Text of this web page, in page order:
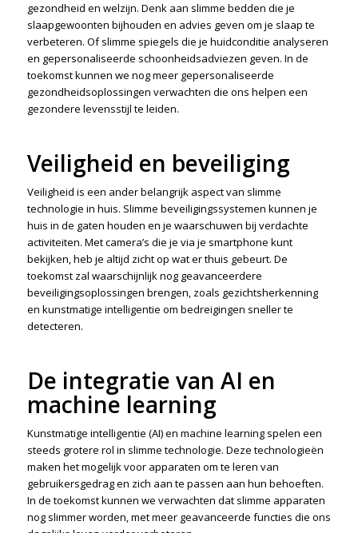
gezondheid en welzijn. Denk aan slimme bedden die je
slaapgewoonten bijhouden en advies geven om je slaap te
verbeteren. Of slimme spiegels die je huidconditie analyseren
en gepersonaliseerde schoonheidsadviezen geven. In de
toekomst kunnen we nog meer gepersonaliseerde
gezondheidsoplossingen verwachten die ons helpen een
gezondere levensstijl te leiden.
Veiligheid en beveiliging
Veiligheid is een ander belangrijk aspect van slimme
technologie in huis. Slimme beveiligingssystemen kunnen je
huis in de gaten houden en je waarschuwen bij verdachte
activiteiten. Met camera’s die je via je smartphone kunt
bekijken, heb je altijd zicht op wat er thuis gebeurt. De
toekomst zal waarschijnlijk nog geavanceerdere
beveiligingsoplossingen brengen, zoals gezichtsherkenning
en kunstmatige intelligentie om bedreigingen sneller te
detecteren.
De integratie van AI en
machine learning
Kunstmatige intelligentie (AI) en machine learning spelen een
steeds grotere rol in slimme technologie. Deze technologieën
maken het mogelijk voor apparaten om te leren van
gebruikersgedrag en zich aan te passen aan hun behoeften.
In de toekomst kunnen we verwachten dat slimme apparaten
nog slimmer worden, met meer geavanceerde functies die ons